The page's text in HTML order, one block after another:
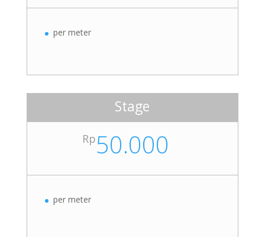
per meter
Stage
Rp50.000
per meter